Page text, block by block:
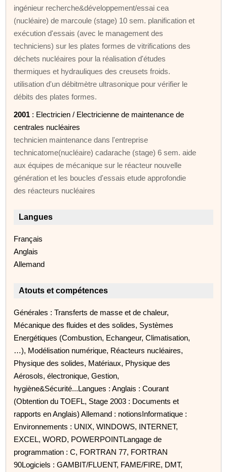
ingénieur recherche&développement/essai cea
(nucléaire) de marcoule (stage) 10 sem. planification et
exécution d'essais (avec le management des
techniciens) sur les plates formes de vitrifications des
déchets nucléaires pour la réalisation d'études
thermiques et hydrauliques des creusets froids.
utilisation d'un débitmètre ultrasonique pour vérifier le
débits des plates formes.
2001 : Electricien / Electricienne de maintenance de
centrales nucléaires
technicien maintenance dans l'entreprise
technicatome(nucléaire) cadarache (stage) 6 sem. aide
aux équipes de mécanique sur le réacteur nouvelle
génération et les boucles d'essais etude approfondie
des réacteurs nucléaires
Langues
Français
Anglais
Allemand
Atouts et compétences
Générales : Transferts de masse et de chaleur,
Mécanique des fluides et des solides, Systèmes
Energétiques (Combustion, Echangeur, Climatisation,
…), Modélisation numérique, Réacteurs nucléaires,
Physique des solides, Matériaux, Physique des
Aérosols, électronique, Gestion,
hygiène&Sécurité...Langues : Anglais : Courant
(Obtention du TOEFL, Stage 2003 : Documents et
rapports en Anglais) Allemand : notionsInformatique :
Environnements : UNIX, WINDOWS, INTERNET,
EXCEL, WORD, POWERPOINTLangage de
programmation : C, FORTRAN 77, FORTRAN
90Logiciels : GAMBIT/FLUENT, FAME/FIRE, DMT,